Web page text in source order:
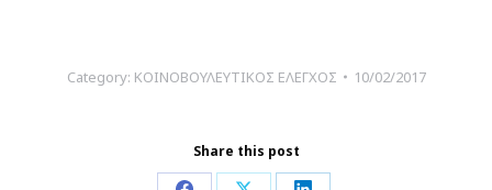
Category: ΚΟΙΝΟΒΟΥΛΕΥΤΙΚΟΣ ΕΛΕΓΧΟΣ 10/02/2017
Share this post